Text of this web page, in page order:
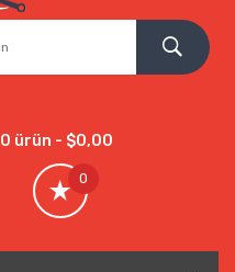
0 ürün - $0,00
0